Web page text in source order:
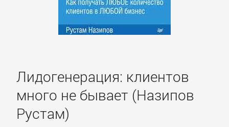
Лидогенерация: клиентов
много не бывает (Назипов
Рустам)